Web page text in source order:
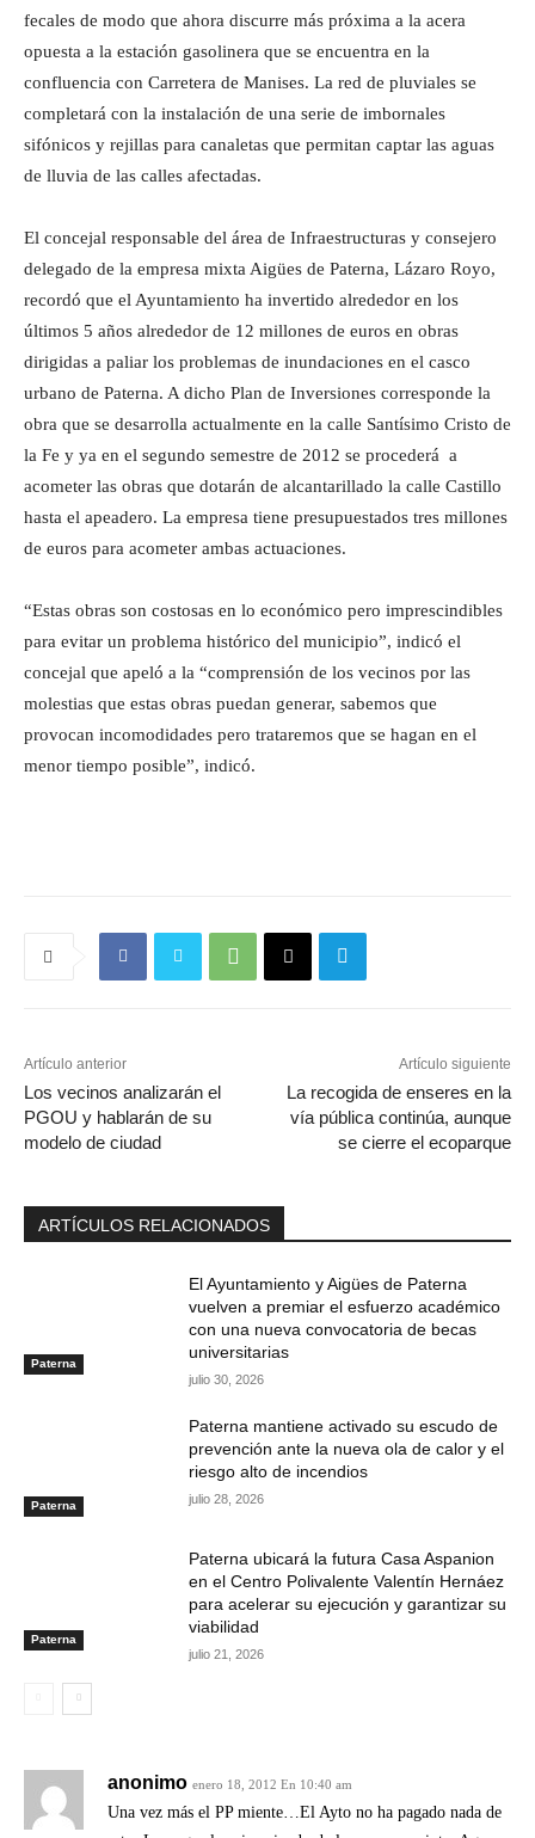
fecales de modo que ahora discurre más próxima a la acera
opuesta a la estación gasolinera que se encuentra en la
confluencia con Carretera de Manises. La red de pluviales se
completará con la instalación de una serie de imbornales
sifónicos y rejillas para canaletas que permitan captar las aguas
de lluvia de las calles afectadas.
El concejal responsable del área de Infraestructuras y consejero
delegado de la empresa mixta Aigües de Paterna, Lázaro Royo,
recordó que el Ayuntamiento ha invertido alrededor en los
últimos 5 años alrededor de 12 millones de euros en obras
dirigidas a paliar los problemas de inundaciones en el casco
urbano de Paterna. A dicho Plan de Inversiones corresponde la
obra que se desarrolla actualmente en la calle Santísimo Cristo de
la Fe y ya en el segundo semestre de 2012 se procederá a
acometer las obras que dotarán de alcantarillado la calle Castillo
hasta el apeadero. La empresa tiene presupuestados tres millones
de euros para acometer ambas actuaciones.
“Estas obras son costosas en lo económico pero imprescindibles
para evitar un problema histórico del municipio”, indicó el
concejal que apeló a la “comprensión de los vecinos por las
molestias que estas obras puedan generar, sabemos que
provocan incomodidades pero trataremos que se hagan en el
menor tiempo posible”, indicó.
Artículo anterior
Los vecinos analizarán el
PGOU y hablarán de su
modelo de ciudad
Artículo siguiente
La recogida de enseres en la
vía pública continúa, aunque
se cierre el ecoparque
ARTÍCULOS RELACIONADOS
Paterna
El Ayuntamiento y Aigües de Paterna
vuelven a premiar el esfuerzo académico
con una nueva convocatoria de becas
universitarias
julio 30, 2026
Paterna
Paterna mantiene activado su escudo de
prevención ante la nueva ola de calor y el
riesgo alto de incendios
julio 28, 2026
Paterna
Paterna ubicará la futura Casa Aspanion
en el Centro Polivalente Valentín Hernáez
para acelerar su ejecución y garantizar su
viabilidad
julio 21, 2026
anonimo enero 18, 2012 En 10:40 am
Una vez más el PP miente…El Ayto no ha pagado nada de